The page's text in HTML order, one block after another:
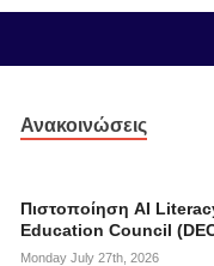
Ανακοινώσεις
Πιστοποίηση AI
Education Council
Monday July 27th, 2026